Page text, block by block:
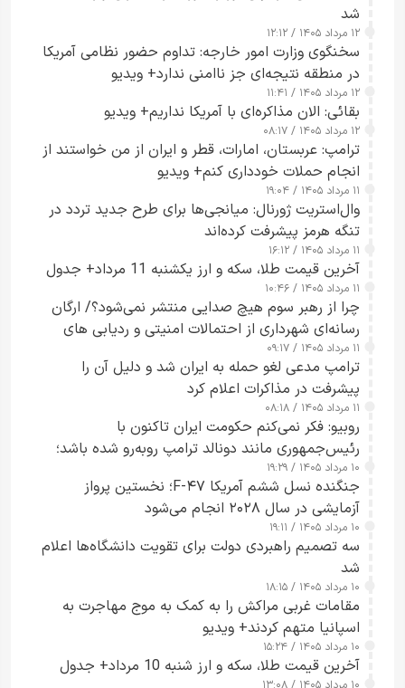
شد
۱۲ مرداد ۱۴۰۵ / ۱۲:۱۲
سخنگوی وزارت امور خارجه: تداوم حضور نظامی آمریکا
در منطقه نتیجه‌ای جز ناامنی ندارد+ ویدیو
۱۲ مرداد ۱۴۰۵ / ۱۱:۴۱
بقائی: الان مذاکره‌ای با آمریکا نداریم+ ویدیو
۱۲ مرداد ۱۴۰۵ / ۰۸:۱۷
ترامپ: عربستان، امارات، قطر و ایران از من خواستند از
انجام حملات خودداری کنم+ ویدیو
۱۱ مرداد ۱۴۰۵ / ۱۹:۰۴
وال‌استریت ژورنال: میانجی‌ها برای طرح جدید تردد در
تنگه هرمز پیشرفت کرده‌اند
۱۱ مرداد ۱۴۰۵ / ۱۶:۱۲
آخرین قیمت طلا، سکه و ارز یکشنبه 11 مرداد+ جدول
۱۱ مرداد ۱۴۰۵ / ۱۰:۴۶
چرا از رهبر سوم هیچ صدایی منتشر نمی‌شود؟/ ارگان
رسانه‌ای شهرداری از احتمالات امنیتی و ردیابی های
جاسوسی گفت
۱۱ مرداد ۱۴۰۵ / ۰۹:۱۷
ترامپ مدعی لغو حمله به ایران شد و دلیل آن را
پیشرفت در مذاکرات اعلام کرد
۱۱ مرداد ۱۴۰۵ / ۰۸:۱۸
روبیو: فکر نمی‌کنم حکومت ایران تاکنون با
رئیس‌جمهوری مانند دونالد ترامپ روبه‌رو شده باشد؛
کسی که واقعاً دست به اقدام می‌زند
۱۰ مرداد ۱۴۰۵ / ۱۹:۲۹
جنگنده نسل ششم آمریکا F-۴۷؛ نخستین پرواز
آزمایشی در سال ۲۰۲۸ انجام می‌شود
۱۰ مرداد ۱۴۰۵ / ۱۹:۱۱
سه تصمیم راهبردی دولت برای تقویت دانشگاه‌ها اعلام
شد
۱۰ مرداد ۱۴۰۵ / ۱۸:۱۵
مقامات غربی مراکش را به کمک به موج مهاجرت به
اسپانیا متهم کردند+ ویدیو
۱۰ مرداد ۱۴۰۵ / ۱۵:۲۴
آخرین قیمت طلا، سکه و ارز شنبه 10 مرداد+ جدول